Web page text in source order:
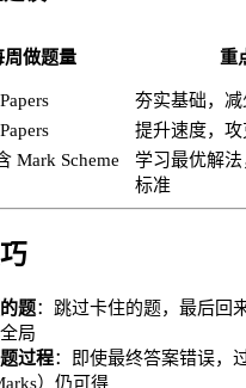
周做题量 重
夯实基础，
提升速度，攻
Mark Scheme
学习最优解
标准
题：跳过卡住的题，最后回
局
过程：即使最终答案错误，
）仍可得